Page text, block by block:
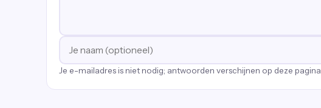
Je e-mailadres is niet nodig; antwoorden verschijnen op deze pagina.